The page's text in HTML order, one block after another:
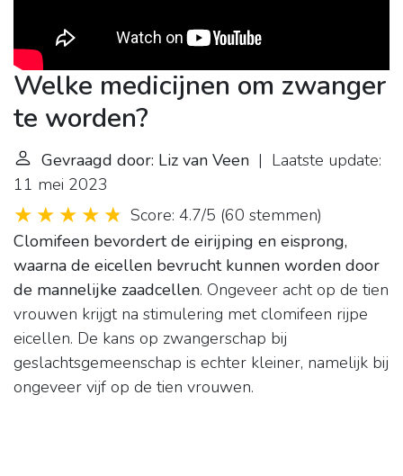
Welke medicijnen om zwanger
te worden?
Gevraagd door: Liz van Veen | Laatste update:
11 mei 2023
Score: 4.7/5 (60 stemmen)
Clomifeen bevordert de eirijping en eisprong,
waarna de eicellen bevrucht kunnen worden door
de mannelijke zaadcellen. Ongeveer acht op de tien
vrouwen krijgt na stimulering met clomifeen rijpe
eicellen. De kans op zwangerschap bij
geslachtsgemeenschap is echter kleiner, namelijk bij
ongeveer vijf op de tien vrouwen.